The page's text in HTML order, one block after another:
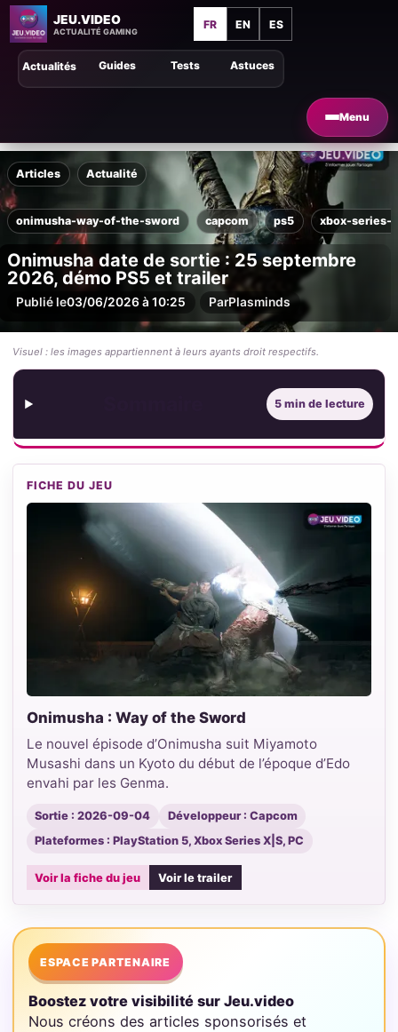
JEU.VIDEO
ACTUALITÉ GAMING
FR EN ES
Menu
Astuces
Guides Tests
Actualités
Articles Actualité
onimusha-way-of-the-sword capcom ps5 xbox-series-
Onimusha date de sortie : 25 septembre
2026, démo PS5 et trailer
Publié le03/06/2026 à 10:25 ParPlasminds
Visuel : les images appartiennent à leurs ayants droit respectifs.
5 min de lecture
FICHE DU JEU
Onimusha : Way of the Sword
Le nouvel épisode d’Onimusha suit Miyamoto
Musashi dans un Kyoto du début de l’époque d’Edo
envahi par les Genma.
Sortie : 2026-09-04
Développeur : Capcom
Plateformes : PlayStation 5, Xbox Series X|S, PC
Voir la fiche du jeu Voir le trailer
ESPACE PARTENAIRE
Boostez votre visibilité sur Jeu.video
Nous créons des articles sponsorisés et